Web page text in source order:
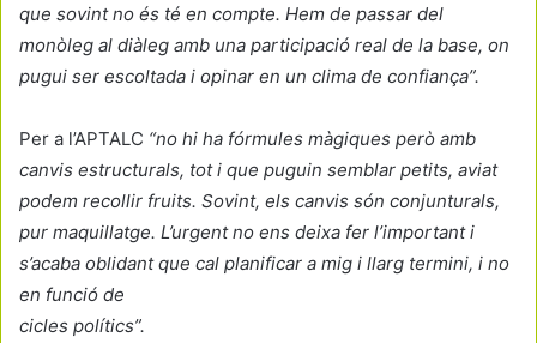
que sovint no és té en compte. Hem de passar del
monòleg al diàleg amb una participació real de la base, on
pugui ser escoltada i opinar en un clima de confiança”.
Per a l’APTALC “no hi ha fórmules màgiques però amb
canvis estructurals, tot i que puguin semblar petits, aviat
podem recollir fruits. Sovint, els canvis són conjunturals,
pur maquillatge. L’urgent no ens deixa fer l’important i
s’acaba oblidant que cal planificar a mig i llarg termini, i no
en funció de
cicles polítics”.